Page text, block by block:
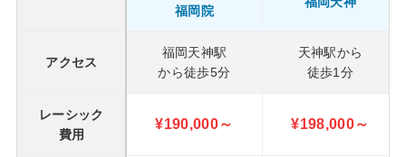
福岡院
アクセス
福岡天神駅
から徒歩5分
天神駅から
徒歩1分
レーシック
費用
¥190,000～ ¥198,000～